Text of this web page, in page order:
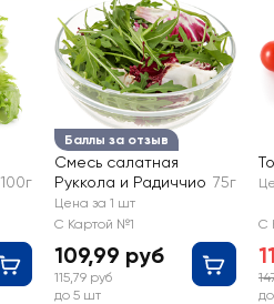
100г
Баллы за отзыв
Смесь салатная
Руккола и Радиччио 75г
Цена за 1 шт
С Картой №1
109,99 руб
115,79 руб
до 5 шт
С